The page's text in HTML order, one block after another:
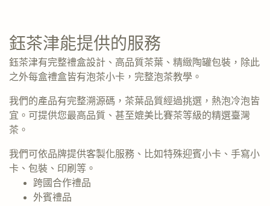
鈺茶津能提供的服務
鈺茶津有完整禮盒設計、高品質茶葉、精緻陶罐包裝，除此
之外每盒禮盒皆有泡茶小卡，完整泡茶教學。
我們的產品有完整溯源碼，茶葉品質經過挑選，熱泡冷泡皆
宜。可提供您最高品質、甚至媲美比賽茶等級的精選臺灣
茶。
我們可依品牌提供客製化服務、比如特殊迎賓小卡、手寫小
卡、包裝、印刷等。
跨國合作禮品
外賓禮品